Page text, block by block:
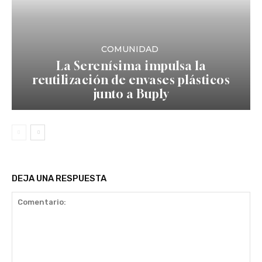
COMUNIDAD
La Serenísima impulsa la
reutilización de envases plásticos
junto a Buply
DEJA UNA RESPUESTA